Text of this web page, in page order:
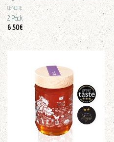
CENDRE
2 Pack
6.50€